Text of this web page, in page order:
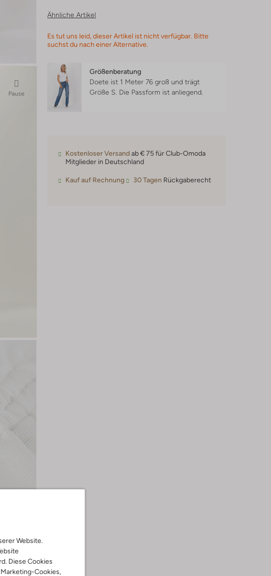
Website.
Diese Cookies
Cookies,
Pause
Ähnliche Artikel
Es tut uns leid, dieser Artikel ist nicht verfügbar. Bitte
suchst du nach einer Alternative.
Größenberatung
Doete ist 1 Meter 76 groß und trägt
Größe S. Die Passform istanliegend
Kostenloser Versandab € 75 für Club-Omoda
Mitglieder in Deutschland
Kauf auf Rechnung 30 Tagen Rückgaberecht